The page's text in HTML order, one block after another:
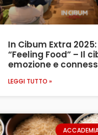
In Cibum Extra 2025:
“Feeling Food” – Il
emozione e
LEGGI TUTTO »